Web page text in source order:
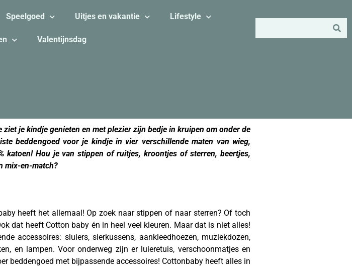
Speelgoed Uitjes en vakantie Lifestyle
Valentijnsdag
ziet je kindje genieten en met plezier zijn bedje in kruipen om onder de
beddengoed voor je kindje in vier verschillende maten van wieg,
katoen! Hou je van stippen of ruitjes, kroontjes of sterren, beertjes,
mix-en-match?
heeft het allemaal! Op zoek naar stippen of naar sterren? Of toch
dat heeft Cotton baby én in heel veel kleuren. Maar dat is niet alles!
accessoires: sluiers, sierkussens, aankleedhoezen, muziekdozen,
en lampen. Voor onderweg zijn er luieretuis, verschoonmatjes en
beddengoed met bijpassende accessoires! Cottonbaby heeft alles in